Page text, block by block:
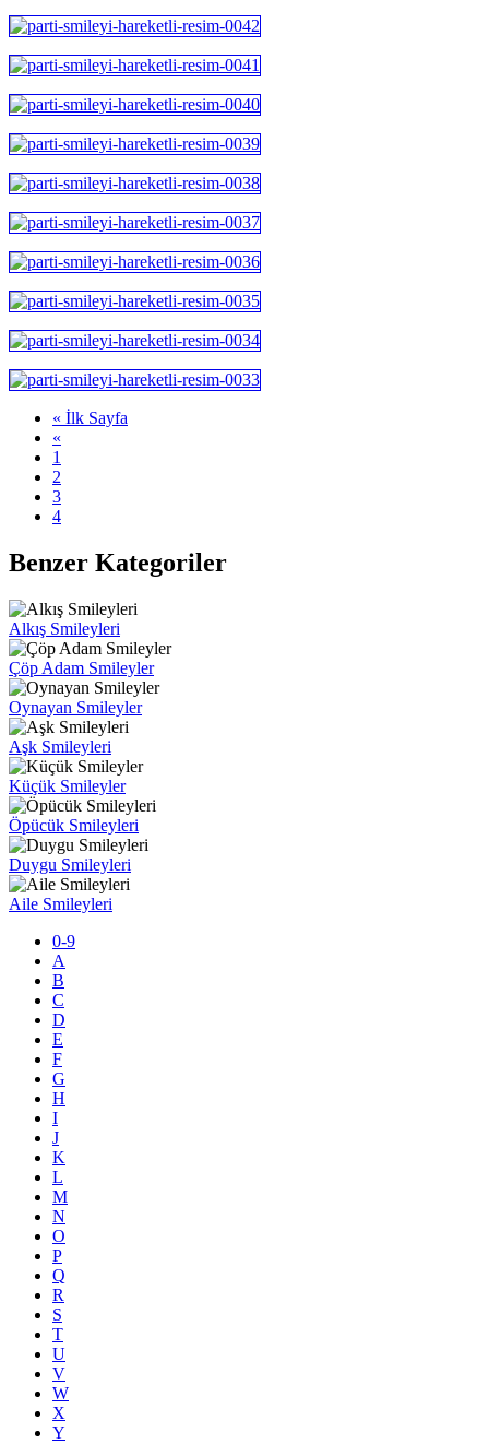
« İlk Sayfa
«
1
2
3
4
Benzer Kategoriler
Alkış Smileyleri
Çöp Adam Smileyler
Oynayan Smileyler
Aşk Smileyleri
Küçük Smileyler
Öpücük Smileyleri
Duygu Smileyleri
Aile Smileyleri
0-9
A
B
C
D
E
F
G
H
I
J
K
L
M
N
O
P
Q
R
S
T
U
V
W
X
Y